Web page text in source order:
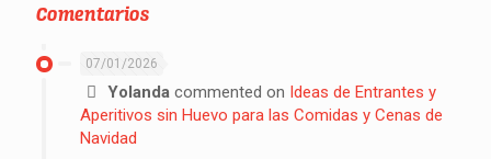
Comentarios
07/01/2026
Yolanda commented on Ideas de Entrantes y
Aperitivos sin Huevo para las Comidas y Cenas de
Navidad